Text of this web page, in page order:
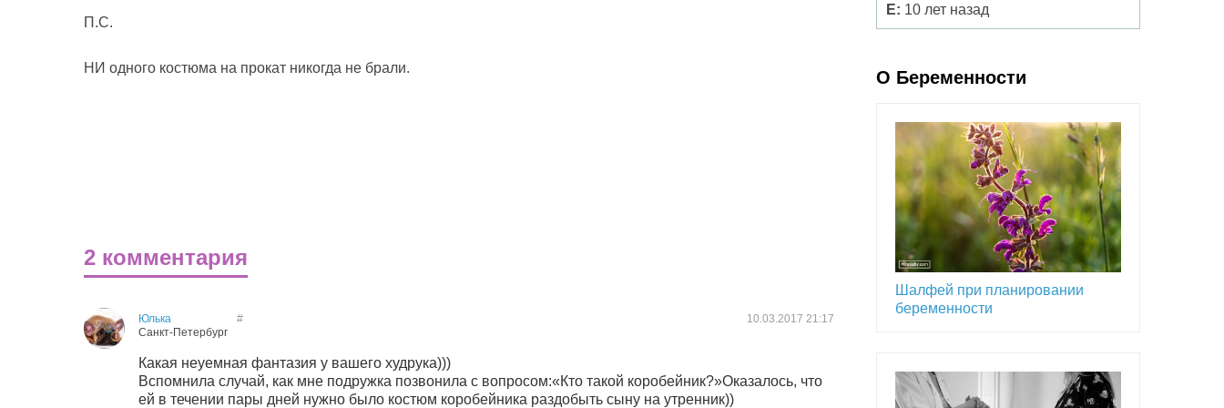
П.С.
НИ одного костюма на прокат никогда не брали.
2 комментария
Юлька
Санкт-Петербург
10.03.2017 21:17
#
Какая неуемная фантазия у вашего худрука)))
Вспомнила случай, как мне подружка позвонила с вопросом:«Кто такой коробейник?»Оказалось, что
ей в течении пары дней нужно было костюм коробейника раздобыть сыну на утренник))
E: 10 лет назад
О Беременности
Шалфей при планировании
беременности